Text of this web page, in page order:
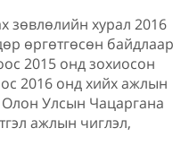
хурал 2016
өргөтгөсөн байдлаар
2015 онд зохиосон
2016 онд хийх ажлын
Улсын Чацаргана
ажлын чиглэл,